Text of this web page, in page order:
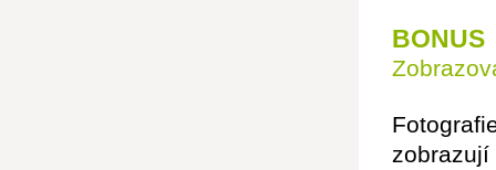
BONUS
zobrazují